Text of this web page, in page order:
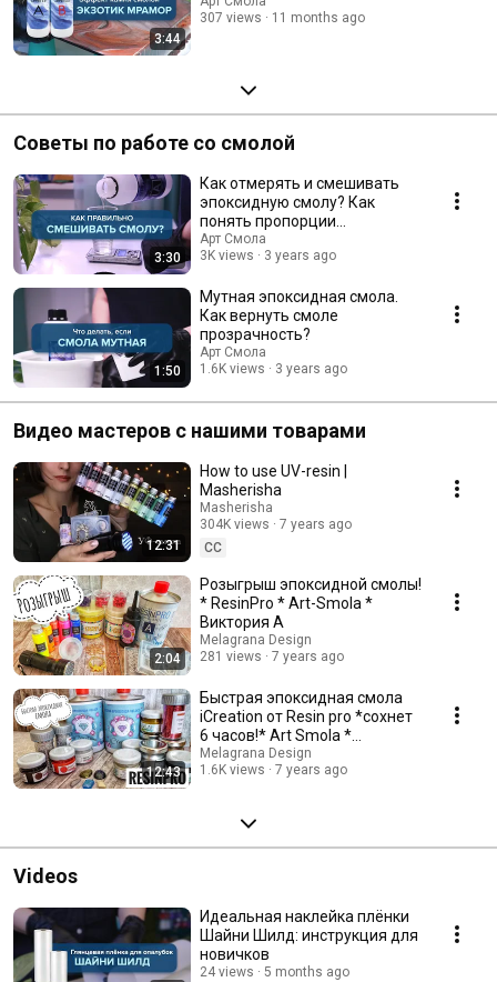
3:44
307 views
11 months ago
Советы по работе со смолой
3:30
Как отмерять и смешивать
эпоксидную смолу? Как
понять пропорции
смешивания?
Арт Смола
3K views
3 years ago
1:50
Мутная эпоксидная смола.
Как вернуть смоле
прозрачность?
Арт Смола
1.6K views
3 years ago
Видео мастеров с нашими товарами
12:31
How to use UV-resin |
Masherisha
Masherisha
304K views
7 years ago
CC
2:04
Розыгрыш эпоксидной смолы!
* ResinPro * Art-Smola *
Виктория А
Melagrana Design
281 views
7 years ago
12:43
Быстрая эпоксидная смола
iCreation от Resin pro *сохнет
6 часов!* Art Smola *
Виктория А
Melagrana Design
1.6K views
7 years ago
Videos
Идеальная наклейка плёнки
Шайни Шилд: инструкция для
новичков
24 views 5 months ago